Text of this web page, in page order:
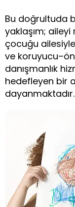
Bu doğrultuda
yaklaşım;
çocuğu
ve
danışmanlık
hedefleyen bir
dayanmaktadır.